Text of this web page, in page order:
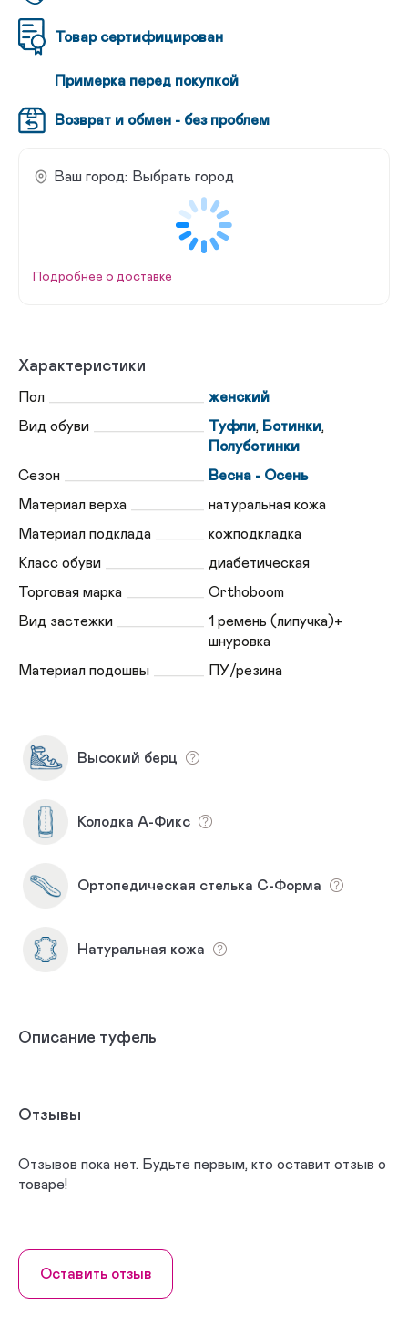
Товар сертифицирован
Примерка перед покупкой
Возврат и обмен - без проблем
Ваш город: Выбрать город
Подробнее о доставке
Характеристики
Пол
женский
Вид обуви
Туфли, Ботинки,
Полуботинки
Сезон
Весна - Осень
Материал верха
натуральная кожа
Материал подклада
кожподкладка
Класс обуви
диабетическая
Торговая марка
Orthoboom
Вид застежки
1 ремень (липучка)+
шнуровка
Материал подошвы
ПУ/резина
Высокий берц
Колодка А-Фикс
Ортопедическая стелька С-Форма
Натуральная кожа
Описание туфель
Отзывы
Отзывов пока нет. Будьте первым, кто оставит отзыв о
товаре!
Оставить отзыв